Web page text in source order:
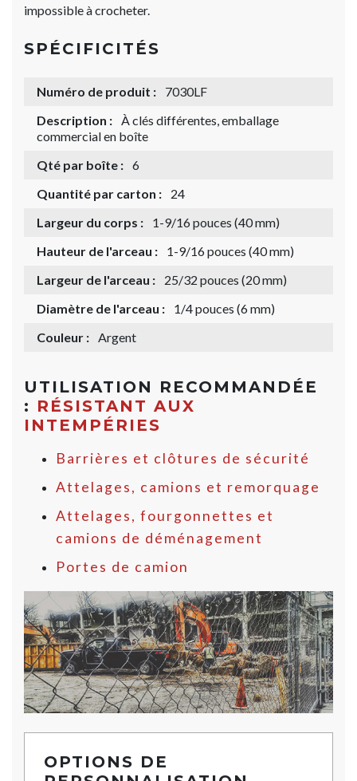
impossible à crocheter.
SPÉCIFICITÉS
Numéro de produit :
7030LF
Description : À clés différentes, emballage
commercial en boîte
Qté par boîte : 6
Quantité par carton :
24
Largeur du corps :
1-9/16 pouces (40 mm)
Hauteur de l'arceau :
1-9/16 pouces (40 mm)
Largeur de l'arceau :
25/32 pouces (20 mm)
Diamètre de l'arceau :
1/4 pouces (6 mm)
Couleur : Argent
UTILISATION RECOMMANDÉE
: RÉSISTANT AUX
INTEMPÉRIES
Barrières et clôtures de sécurité
Attelages, camions et remorquage
Attelages, fourgonnettes et
camions de déménagement
Portes de camion
OPTIONS DE